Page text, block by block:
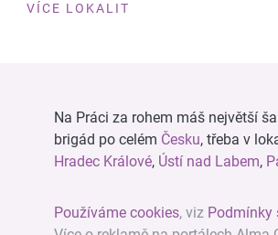
VÍCE LOKALIT
Na Práci za rohem máš největší
brigád po celém Česku, třeba v
Hradec Králové, Ústí nad Labem,
Používáme cookies, viz Podmínky